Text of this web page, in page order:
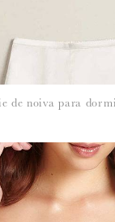
e protegemos os
de noiva para